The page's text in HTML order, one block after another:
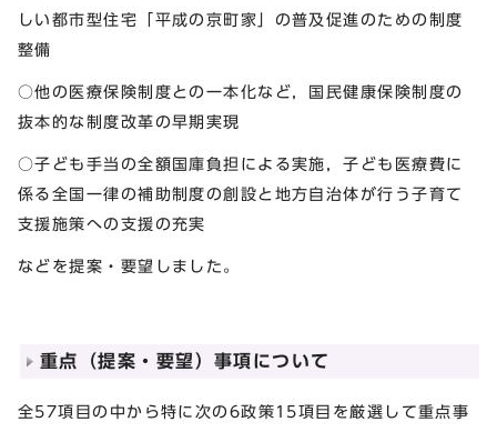
しい都市型住宅「平成の京町家」の普及促進のための制度
整備
○他の医療保険制度との一本化など，国民健康保険制度の
抜本的な制度改革の早期実現
○子ども手当の全額国庫負担による実施，子ども医療費に
係る全国一律の補助制度の創設と地方自治体が行う子育て
支援施策への支援の充実
などを提案・要望しました。
重点（提案・要望）事項について
全57項目の中から特に次の6政策15項目を厳選して重点事